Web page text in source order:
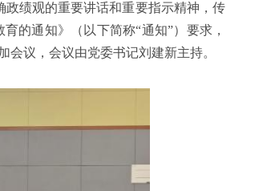
绩观的重要讲话和重要指示精神，传
的通知》（以下简称“通知”）要求，
议，会议由党委书记刘建新主持。